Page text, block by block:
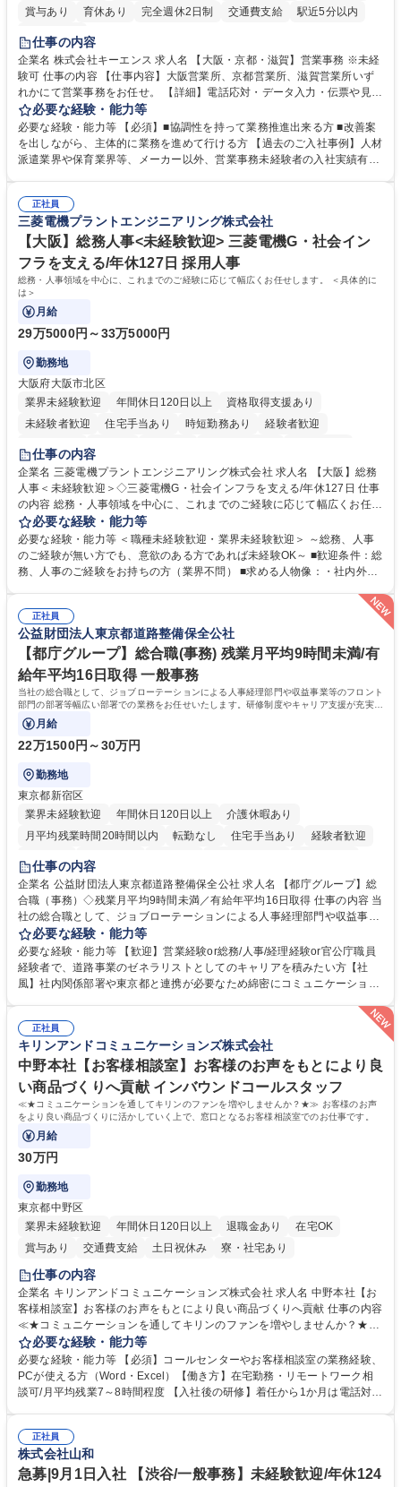
賞与あり
育休あり 完全週休2日制 交通費支給
駅近5分以内
土日祝休み
仕事の内容
企業名 株式会社キーエンス 求人名 【大阪・京都・滋賀】営業事務 ※未経
験可 仕事の内容 【仕事内容】大阪営業所、京都営業所、滋賀営業所いず
れかにて営業事務をお任せ。 【詳細】電話応対・データ入力・伝票や見積
の作成・カタログ送付・来客対応・営業所内で発生する事務業務や業務改
善をお任せ。 【教育制度】ご入社後、育成担当とペアになりながらOJTに
て業務を覚えていただくことが可能です。業務システムがきちんと構築さ
れているため、スムーズに仕事に慣れることができる環境です。また、
募集職種 【大阪・京都・滋賀】営業事務 ※未経験可
必要な経験・能力等
必要な経験・能力等 【必須】■協調性を持って業務推進出来る方 ■改善案
を出しながら、主体的に業務を進めて行ける方 【過去のご入社事例】人材
派遣業界や保育業界等、メーカー以外、営業事務未経験者の入社実績有
えて、お客様や社員の状況に合わせ、能動的なサポート、改善の動きも期
待され。組織を支えるスペシャリストとして、チームに貢献し、結果的に
社員から頼られる存在になることができます。平均19:30の退勤以降の業
務の持ち帰りも禁止されており、メリハリのある働き方となります。 学
歴・資格 学歴：大学院 大学 高専 短大 語学力： 資格：
正社員
三菱電機プラントエンジニアリング株式会社
【大阪】総務人事<未経験歓迎> 三菱電機G・社会イン
フラを支える/年休127日 採用人事
総務・人事領域を中心に、これまでのご経験に応じて幅広くお任せします。 ＜具体的に
は＞
月給
29万5000円～33万5000円
勤務地
大阪府大阪市北区
業界未経験歓迎
年間休日120日以上
資格取得支援あり
未経験者歓迎
住宅手当あり 時短勤務あり
経験者歓迎
退職金あり
駅近5分以内
土日祝休み 服装自由 寮・社宅あり 食事補助あり
仕事の内容
企業名 三菱電機プラントエンジニアリング株式会社 求人名 【大阪】総務
人事＜未経験歓迎＞◇三菱電機G・社会インフラを支える/年休127日 仕事
の内容 総務・人事領域を中心に、これまでのご経験に応じて幅広くお任せ
します。 ＜具体的には＞ ・総務/人事労務（給与・社保・勤怠管理など）
・採用・教育研修 ・福利厚生運用 など ※基本的には事務所勤務ですが、
採用や教育等の業務内容により、関西圏以外への日帰り・宿泊を伴う国内
出張もございます。 ※担当業務を持ちつつ、お互いに助け合いながら、総
総務人事＜未経験歓迎＞◇三菱電機G・社会インフラを支える/年休127日
必要な経験・能力等
必要な経験・能力等 ＜職種未経験歓迎・業界未経験歓迎＞ ～総務、人事
のご経験が無い方でも、意欲のある方であれば未経験OK～ ■歓迎条件：総
務、人事のご経験をお持ちの方（業界不問） ■求める人物像：・社内外の
ミュニケーション能力を持っている方 ・人事総務領域に興味がありゼネラ
正社員
公益財団法人東京都道路整備保全公社
【都庁グループ】総合職(事務) 残業月平均9時間未満/有
給年平均16日取得 一般事務
当社の総合職として、ジョブローテーションによる人事経理部門や収益事業等のフロント
部門の部署等幅広い部署での業務をお任せいたします。研修制度やキャリア支援が充実し
ております！ ※下記業務詳細
月給
22万1500円～30万円
勤務地
東京都新宿区
業界未経験歓迎
年間休日120日以上
介護休暇あり
月平均残業時間20時間以内
転勤なし 住宅手当あり
経験者歓迎
研修あり
退職金あり
駅近5分以内
資格取得手当あり 食事補助あり
仕事の内容
企業名 公益財団法人東京都道路整備保全公社 求人名 【都庁グループ】総
合職（事務）◇残業月平均9時間未満／有給年平均16日取得 仕事の内容 当
社の総合職として、ジョブローテーションによる人事経理部門や収益事業
等のフロント部門の部署等幅広い部署での業務をお任せいたします。研修
制度やキャリア支援が充実しております！ ※下記業務詳細 【業務詳細】■
管理部門：広報、人事、経理など当公社の運営に係る管理業務 ■収益部
門：駐車場の新規開拓、管理運営、新宿駅西口広場の「イベントコーナ
密集地域の特定整備路線の用地取得、道路に関する普及啓発事業、都内の
道路施設や道路工事現場の見学ツアー事業 ※入社後は上記いずれかの部門
へ配属。※業務内容変更の範囲：会社の定める業務 募集職種 【都庁グル
ープ】総合職（事務）◇残業月平均9時間未満／有給年平均16日取得
必要な経験・能力等
必要な経験・能力等 【歓迎】営業経験or総務/人事/経理経験or官公庁職員
経験者で、道路事業のゼネラリストとしてのキャリアを積みたい方【社
風】社内関係部署や東京都と連携が必要なため綿密にコミュニケーション
は、駐車場の管理運営や道路用地の取得、公益財団法人の中枢を担う管理
部門など多岐に渡る業務を経験できます。 ■様々なプロジェクト：駐車場
事業の他、新宿駅西口広場内に設置された照明を兼ねた広告「ブライトサ
イン」の管理運営を行うなど、事業収益を生み出す活動を積極的に行って
います。 学歴・資格 学歴：大学院 大学 高専 短大 専修学校 高校 語学力：
資格：
正社員
キリンアンドコミュニケーションズ株式会社
中野本社【お客様相談室】お客様のお声をもとにより良
い商品づくりへ貢献 インバウンドコールスタッフ
≪★コミュニケーションを通してキリンのファンを増やしませんか？★≫ お客様のお声
をより良い商品づくりに活かしていく上で、窓口となるお客様相談室でのお仕事です。
月給
30万円
勤務地
東京都中野区
業界未経験歓迎
年間休日120日以上 退職金あり
在宅OK
賞与あり
交通費支給 土日祝休み 寮・社宅あり
仕事の内容
企業名 キリンアンドコミュニケーションズ株式会社 求人名 中野本社【お
客様相談室】お客様のお声をもとにより良い商品づくりへ貢献 仕事の内容
≪★コミュニケーションを通してキリンのファンを増やしませんか？★≫
お客様のお声をより良い商品づくりに活かしていく上で、窓口となるお客
様相談室でのお仕事です。 日々お客様からいただくキリングループへのご
意見を、企業活動に活かしています。お客様からの声に迅速かつ誠意をも
って対応、情報提供するとともにグループ内活動に反映しています。 【具
平均100件前後■メール・手紙：同上40件前後 募集職種 中野本社【お客様
相談室】お客様のお声をもとにより良い商品づくりへ貢献
必要な経験・能力等
必要な経験・能力等 【必須】コールセンターやお客様相談室の業務経験、
PCが使える方（Word・Excel）【働き方】在宅勤務・リモートワーク相
談可/月平均残業7～8時間程度 【入社後の研修】着任から1か月は電話対応
すのでご安心ください。 【当社について】キリングループの広報機能を担
う会社として、お客様との出会いを大切にし、磨き上げたホスピタリティ
を込めてコミュニケーションをとりながら広報関連業務を行っておりま
正社員
株式会社山和
急募|9月1日入社 【渋谷/一般事務】未経験歓迎/年休124